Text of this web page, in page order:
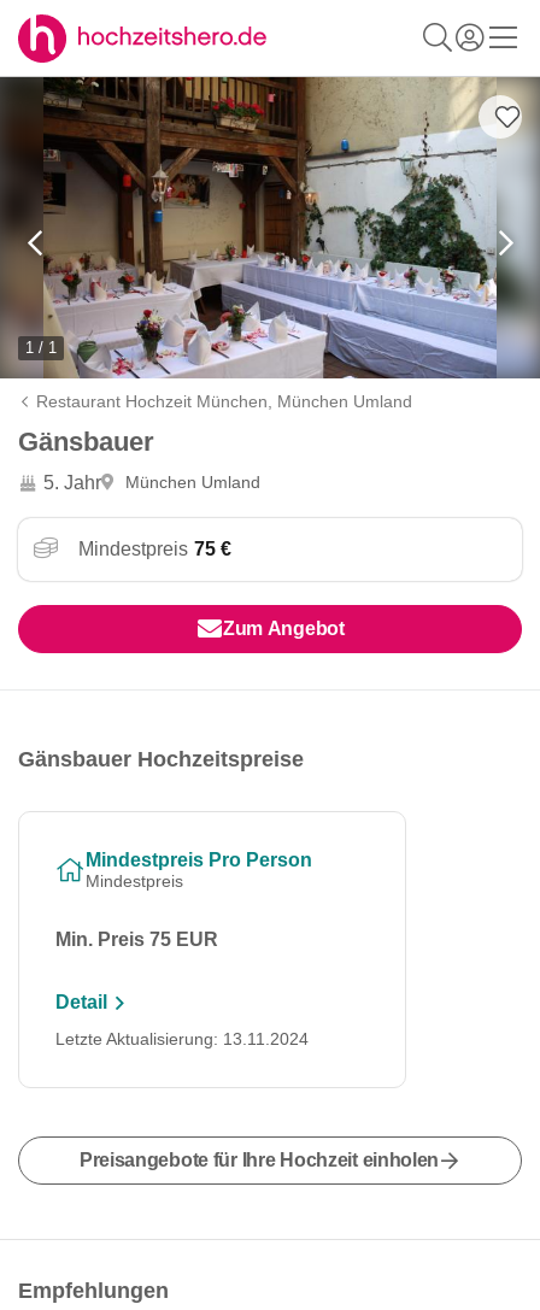
1 / 1
Restaurant Hochzeit München, München Umland
Gänsbauer
5. Jahr München Umland
Mindestpreis 75 €
Zum Angebot
Gänsbauer Hochzeitspreise
Mindestpreis Pro Person
Mindestpreis
Min. Preis 75 EUR
Detail
Letzte Aktualisierung: 13.11.2024
Preisangebote für Ihre Hochzeit einholen
Empfehlungen